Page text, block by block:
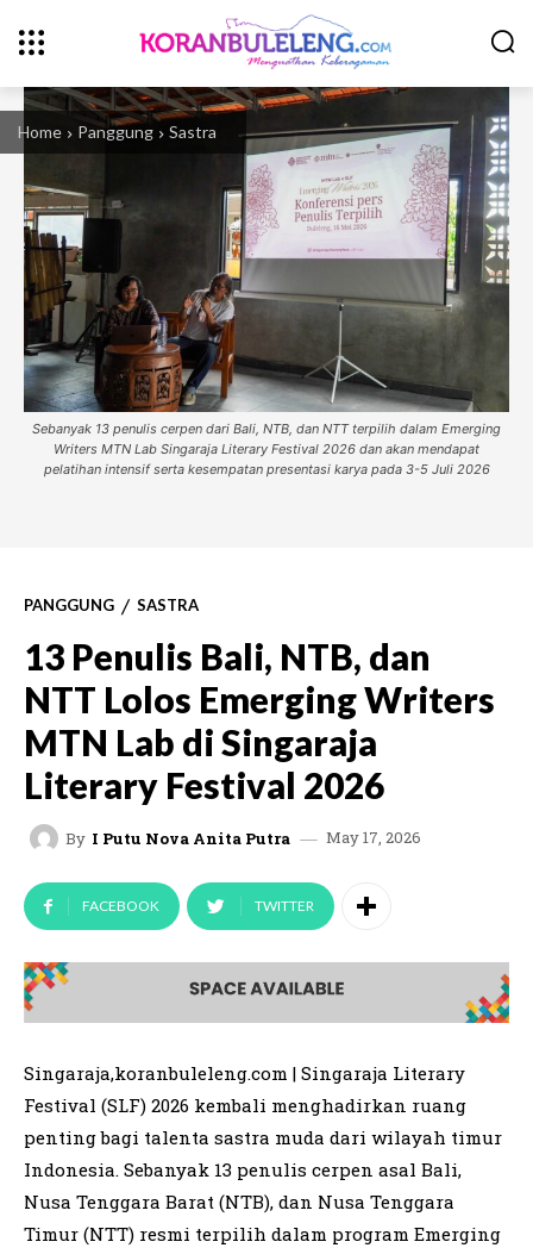
Home Panggung Sastra
Sebanyak 13 penulis cerpen dari Bali, NTB, dan NTT terpilih dalam Emerging
Writers MTN Lab Singaraja Literary Festival 2026 dan akan mendapat
pelatihan intensif serta kesempatan presentasi karya pada 3-5 Juli 2026
PANGGUNG SASTRA
13 Penulis Bali, NTB, dan
NTT Lolos Emerging Writers
MTN Lab di Singaraja
Literary Festival 2026
By I Putu Nova Anita Putra May 17, 2026
FACEBOOK TWITTER
Singaraja,koranbuleleng.com | Singaraja Literary
Festival (SLF) 2026 kembali menghadirkan ruang
penting bagi talenta sastra muda dari wilayah timur
Indonesia. Sebanyak 13 penulis cerpen asal Bali,
Nusa Tenggara Barat (NTB), dan Nusa Tenggara
Timur (NTT) resmi terpilih dalam program Emerging